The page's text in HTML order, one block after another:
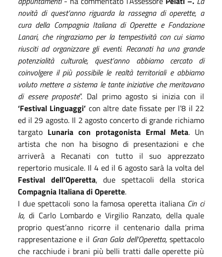
novità di quest’anno riguarda la rassegna di operette, a
cura della Compagnia Italiana di Operette e Fondazione
Lanari, che ringraziamo per la tempestività con cui siamo
riusciti ad organizzare gli eventi. Recanati ha una grande
potenzialità culturale, quest’anno abbiamo cercato di
coinvolgere il più possibile le realtà territoriali e abbiamo
voluto mettere a sistema le tante iniziative che meritavano
di essere proposte”. Dal primo agosto si inizia con il
‘Festival Linguaggi’ con altre date fissate per l’8 il 22
ed il 29 agosto. Il 2 agosto concerto di grande richiamo
targato Lunaria con protagonista Ermal Meta. Un
artista che non ha bisogno di presentazioni e che
arriverà a Recanati con tutto il suo apprezzato
repertorio musicale. Il 4 ed il 6 agosto sarà la volta del
Festival dell’Operetta,due spettacoli della storica
Compagnia Italiana di Operette.
I due spettacoli sono la famosa operetta italiana Cin ci
la, di Carlo Lombardo e Virgilio Ranzato, della quale
proprio quest’anno ricorre il centenario dalla prima
rappresentazione e il Gran Gala dell’Operetta, spettacolo
che racchiude i brani più belli tratti dalle operette più